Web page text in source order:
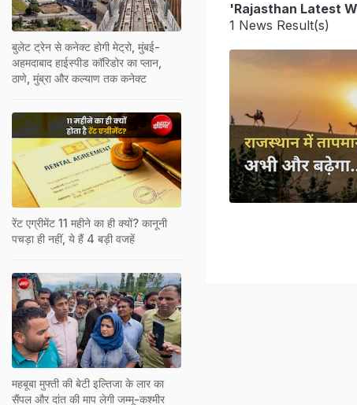
'Rajasthan Latest
1 News Result(s)
बुलेट ट्रेन से कनेक्ट होगी मेट्रो, मुंबई-
अहमदाबाद हाईस्पीड कॉरिडोर का प्लान,
ठाणे, मुंब्रा और कल्याण तक कनेक्ट
रेंट एग्रीमेंट 11 महीने का ही क्‍यों? कानूनी
पचड़ा ही नहीं, ये हैं 4 बड़ी वजहें
महबूबा मुफ्ती की बेटी इल्तिजा के लार का
सैंपल और दांत की माप लेगी जम्मू-कश्मीर